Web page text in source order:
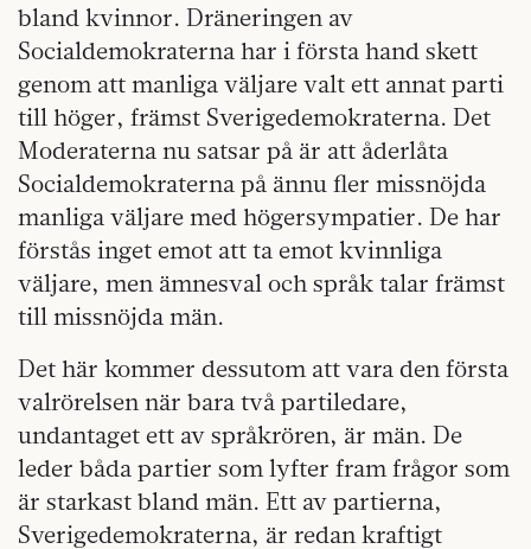
bland kvinnor. Dräneringen av
Socialdemokraterna har i första hand skett
genom att manliga väljare valt ett annat parti
till höger, främst Sverigedemokraterna. Det
Moderaterna nu satsar på är att åderlåta
Socialdemokraterna på ännu fler missnöjda
manliga väljare med högersympatier. De har
förstås inget emot att ta emot kvinnliga
väljare, men ämnesval och språk talar främst
till missnöjda män.
Det här kommer dessutom att vara den första
valrörelsen när bara två partiledare,
undantaget ett av språkrören, är män. De
leder båda partier som lyfter fram frågor som
är starkast bland män. Ett av partierna,
Sverigedemokraterna, är redan kraftigt